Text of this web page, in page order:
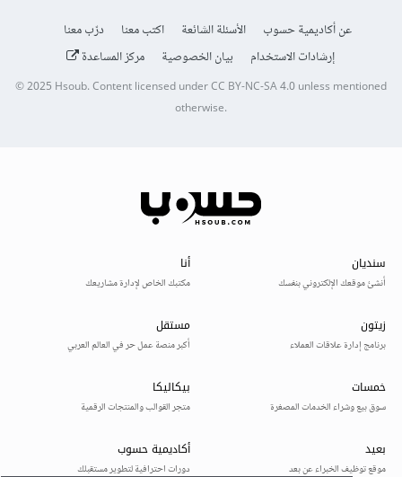
عن أكاديمية حسوب الأسئلة الشائعة اكتب معنا
درّب معنا
إرشادات الاستخدام
بيان الخصوصية مركز المساعدة
© 2025Hsoub.Content licensed underCC BY-NC-SA 4.0unless mentioned
otherwise.